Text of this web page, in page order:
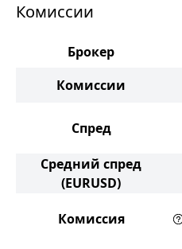
Комиссии
Брокер
Комиссии
Спред
Средний спред
(EURUSD)
Комиссия